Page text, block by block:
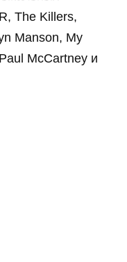
The Killers,
Manson, My
McCartney и